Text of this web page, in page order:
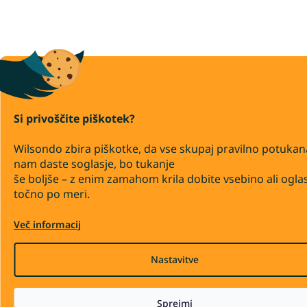
Si privoščite piškotek?
Wilsondo zbira piškotke, da vse skupaj pravilno
nam daste soglasje, bo tukanje
še boljše – z enim zamahom krila dobite vsebino ali
točno po meri.
Več informacij
Nastavitve
Sprejmi